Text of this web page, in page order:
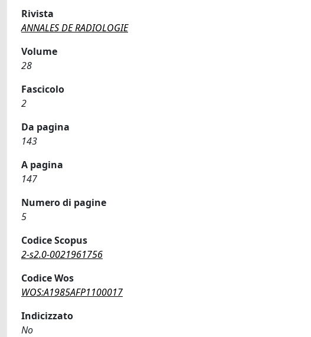
Rivista
ANNALES DE RADIOLOGIE
Volume
28
Fascicolo
2
Da pagina
143
A pagina
147
Numero di pagine
5
Codice Scopus
2-s2.0-0021961756
Codice Wos
WOS:A1985AFP1100017
Indicizzato
No